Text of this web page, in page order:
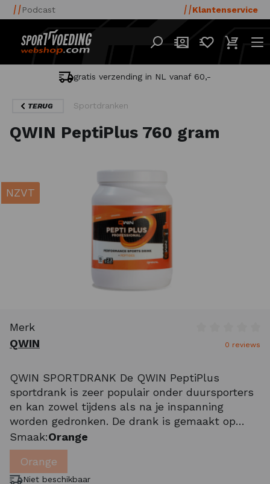
Podcast Klantenservice
gratis verzending in NL vanaf 60,-
TERUG Sportdranken
QWIN PeptiPlus 760 gram
NZVT
Merk
QWIN
Gemiddelde
0 reviews
QWIN SPORTDRANK De QWIN PeptiPlus
sportdrank is zeer populair onder duursporters
en kan zowel tijdens als na je inspanning
worden gedronken. De drank is gemaakt op
basis van een unieke samenstelling van
eiwitten en koolhydraten. Hierdoor wordt de
sportdrank tijdens en na het sporten snel
opgenomen i
Smaak:Orange
Orange
Niet beschikbaar